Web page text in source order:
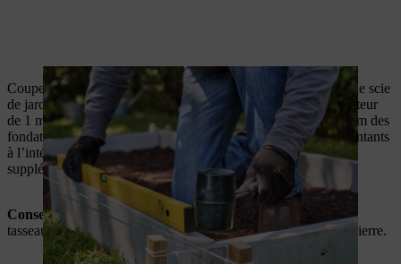
Coupez les tasseaux en bois à la longueur désirée à l’aide d’une scie
de jardin STIHL GTA 26. Pour un carré de potager d’une hauteur
de 1 m, sciez les tasseaux à 1,10 m pour tenir compte des 10 cm des
fondations que vous avez creusées. Ensuite, installez 4 à 6 montants
à l’intérieur des bordures en pierre, un à chaque angle et un
supplémentaire tous les mètres.
Conseil pro de STIHL: Recoupez partiellement la base des
tasseaux pour qu’ils s’adaptent parfaitement aux bordures de pierre.